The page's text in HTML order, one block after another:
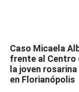
Caso Micaela
frente al Centro
la joven
en Florianópolis